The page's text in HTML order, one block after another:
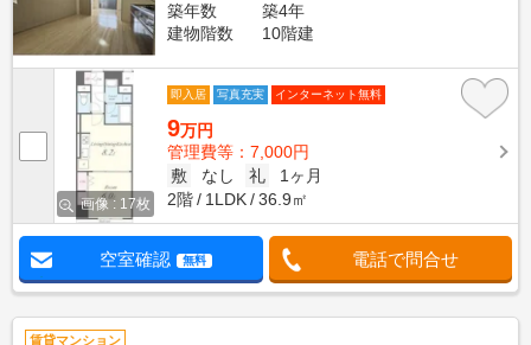
築年数
築4年
建物階数
10階建
画像 : 17枚
即入居 写真充実 インターネット無料
9万円
管理費等：7,000円
敷
なし 礼
1ヶ月
2階
1LDK 36.9㎡
空室確認 無料 電話で問合せ
賃貸マンション